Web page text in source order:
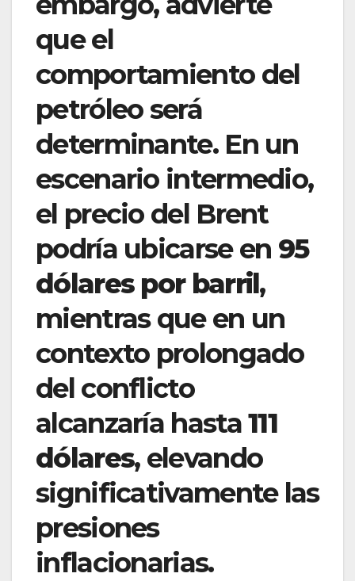
que el
comportamiento del
petróleo será
determinante. En un
escenario intermedio,
el precio del Brent
podría ubicarse en 95
dólares por barril,
mientras que en un
contexto prolongado
del conflicto
alcanzaría hasta111
dólares, elevando
significativamente las
presiones
inflacionarias.